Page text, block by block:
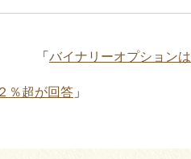
「 バイナリーオプション
％超が回答 」